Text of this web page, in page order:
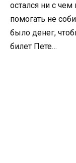
остался ни с чем
помогать не
было денег,
билет Пете…